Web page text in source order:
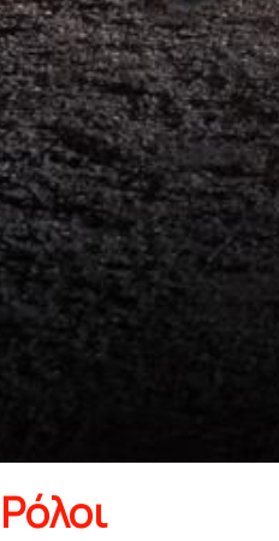
Ρόλοι